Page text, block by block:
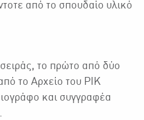
από το σπουδαίο υλικό
το πρώτο από δύο
το Αρχείο του ΡΙΚ
και συγγραφέα